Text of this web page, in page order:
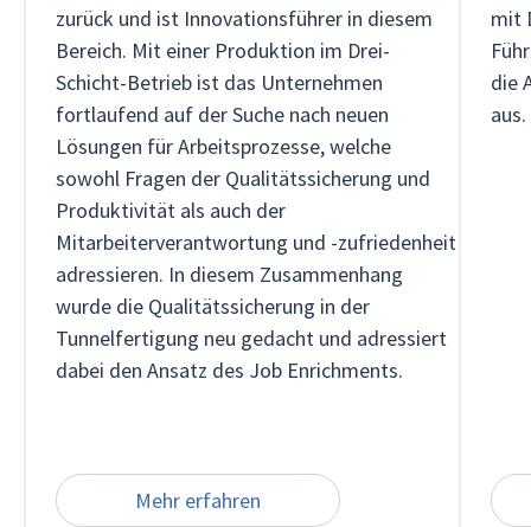
zurück und ist Innovationsführer in diesem
Bereich. Mit einer Produktion im Drei-
Schicht-Betrieb ist das Unternehmen
fortlaufend auf der Suche nach neuen
Lösungen für Arbeitsprozesse, welche
sowohl Fragen der Qualitätssicherung und
Produktivität als auch der
Mitarbeiterverantwortung und -zufriedenheit
adressieren. In diesem Zusammenhang
wurde die Qualitätssicherung in der
Tunnelfertigung neu gedacht und adressiert
dabei den Ansatz des Job Enrichments.
Mehr erfahren
mit
die
aus.